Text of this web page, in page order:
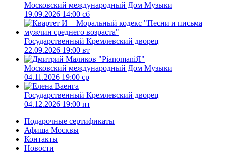
Московский международный Дом Музыки
19.09.2026 14:00 сб
Государственный Кремлевский дворец
22.09.2026 19:00 вт
Московский международный Дом Музыки
04.11.2026 19:00 ср
Государственный Кремлевский дворец
04.12.2026 19:00 пт
Подарочные сертификаты
Афиша Москвы
Контакты
Новости